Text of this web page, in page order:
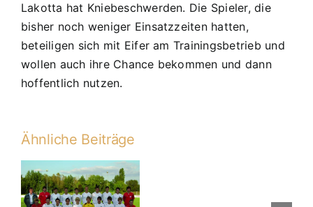
Lakotta hat Kniebeschwerden. Die Spieler, die
bisher noch weniger Einsatzzeiten hatten,
beteiligen sich mit Eifer am Trainingsbetrieb und
wollen auch ihre Chance bekommen und dann
hoffentlich nutzen.
Ähnliche Beiträge